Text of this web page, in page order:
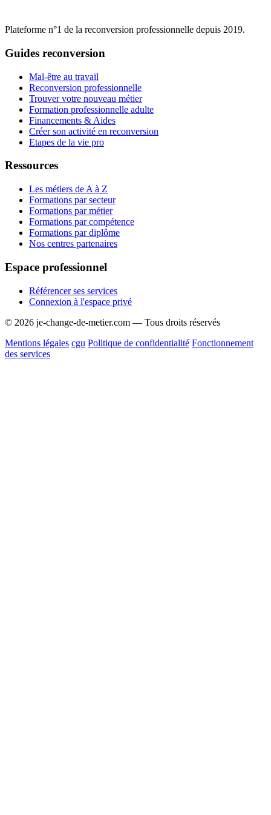
Plateforme n°1 de la reconversion professionnelle depuis 2019.
Guides reconversion
Mal-être au travail
Reconversion professionnelle
Trouver votre nouveau métier
Formation professionnelle adulte
Financements & Aides
Créer son activité en reconversion
Etapes de la vie pro
Ressources
Les métiers de A à Z
Formations par secteur
Formations par métier
Formations par compétence
Formations par diplôme
Nos centres partenaires
Espace professionnel
Référencer ses services
Connexion à l'espace privé
© 2026 je-change-de-metier.com — Tous droits réservés
Mentions légales cgu Politique de confidentialité Fonctionnement
des services